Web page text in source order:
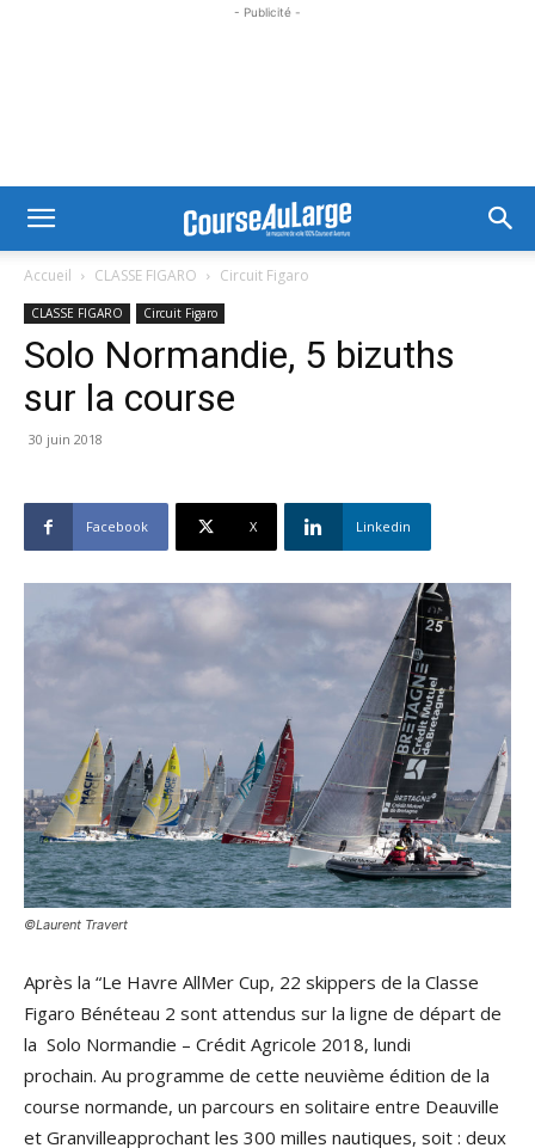
- Publicité -
Accueil CLASSE FIGARO Circuit Figaro
CLASSE FIGARO Circuit Figaro
Solo Normandie, 5 bizuths
sur la course
30 juin 2018
Facebook X Linkedin
©Laurent Travert
Après la “Le Havre AllMer Cup, 22 skippers de la Classe
Figaro Bénéteau 2 sont attendus sur la ligne de départ de
la Solo Normandie – Crédit Agricole 2018, lundi
prochain. Au programme de cette neuvième édition de la
course normande, un parcours en solitaire entre Deauville
et Granvilleapprochant les 300 milles nautiques, soit : deux